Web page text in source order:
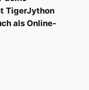
TigerJython
als Online-